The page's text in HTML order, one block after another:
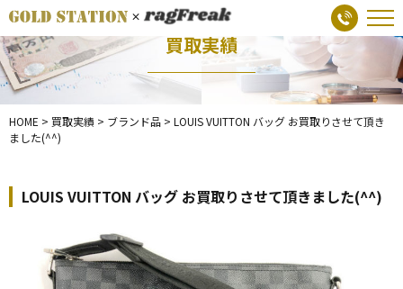
買取実績
HOME > 買取実績 > ブランド品 > LOUIS VUITTON バッグ お買取りさせて頂き
ました(^^)
LOUIS VUITTON バッグ お買取りさせて頂きました(^^)